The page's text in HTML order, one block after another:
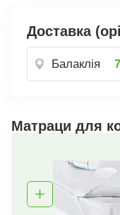
Доставка
Балаклія
Матраци для